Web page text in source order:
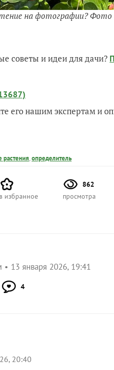
на фотографии? Фото
советы и идеи для дачи?
его нашим экспертам и
растения,определитель
в избранное
862
просмотра
13 января 2026, 19:41
4
20:40